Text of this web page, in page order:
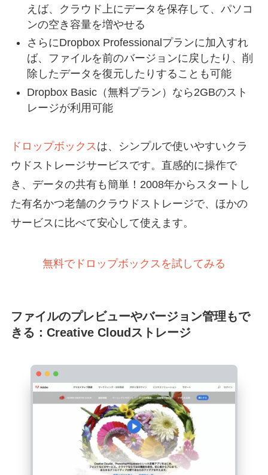
えば、クラウド上にデータを保存して、パソコ
ンの空き容量を増やせる
さらにDropbox Professionalプランに加入すれ
ば、ファイルを前のバージョンに戻したり、削
除したデータを復元したりすることも可能
Dropbox Basic（無料プラン）なら2GBのスト
レージが利用可能
ドロップボックスは、シンプルで使いやすいクラ
ウドストレージサービスです。直感的に操作で
き、データの共有も簡単！2008年からスタートし
た有名かつ老舗のクラウドストレージで、ほかの
サービスに比べて安心して使えます。
無料でドロップボックスを試してみる
ファイルのプレビューやバージョン管理もで
きる：Creative Cloudストレージ